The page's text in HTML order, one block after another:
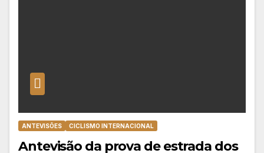
ANTEVISÕES CICLISMO INTERNACIONAL
Antevisão da prova de estrada dos